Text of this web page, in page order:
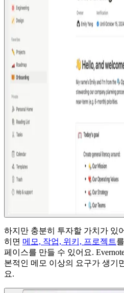
하지만 충분히 투자할 가치가 있
히면 메모, 작업, 위키, 프로젝트
페이스를 만들 수 있어요.
본적인 메모 이상의 요구가 생기
요.